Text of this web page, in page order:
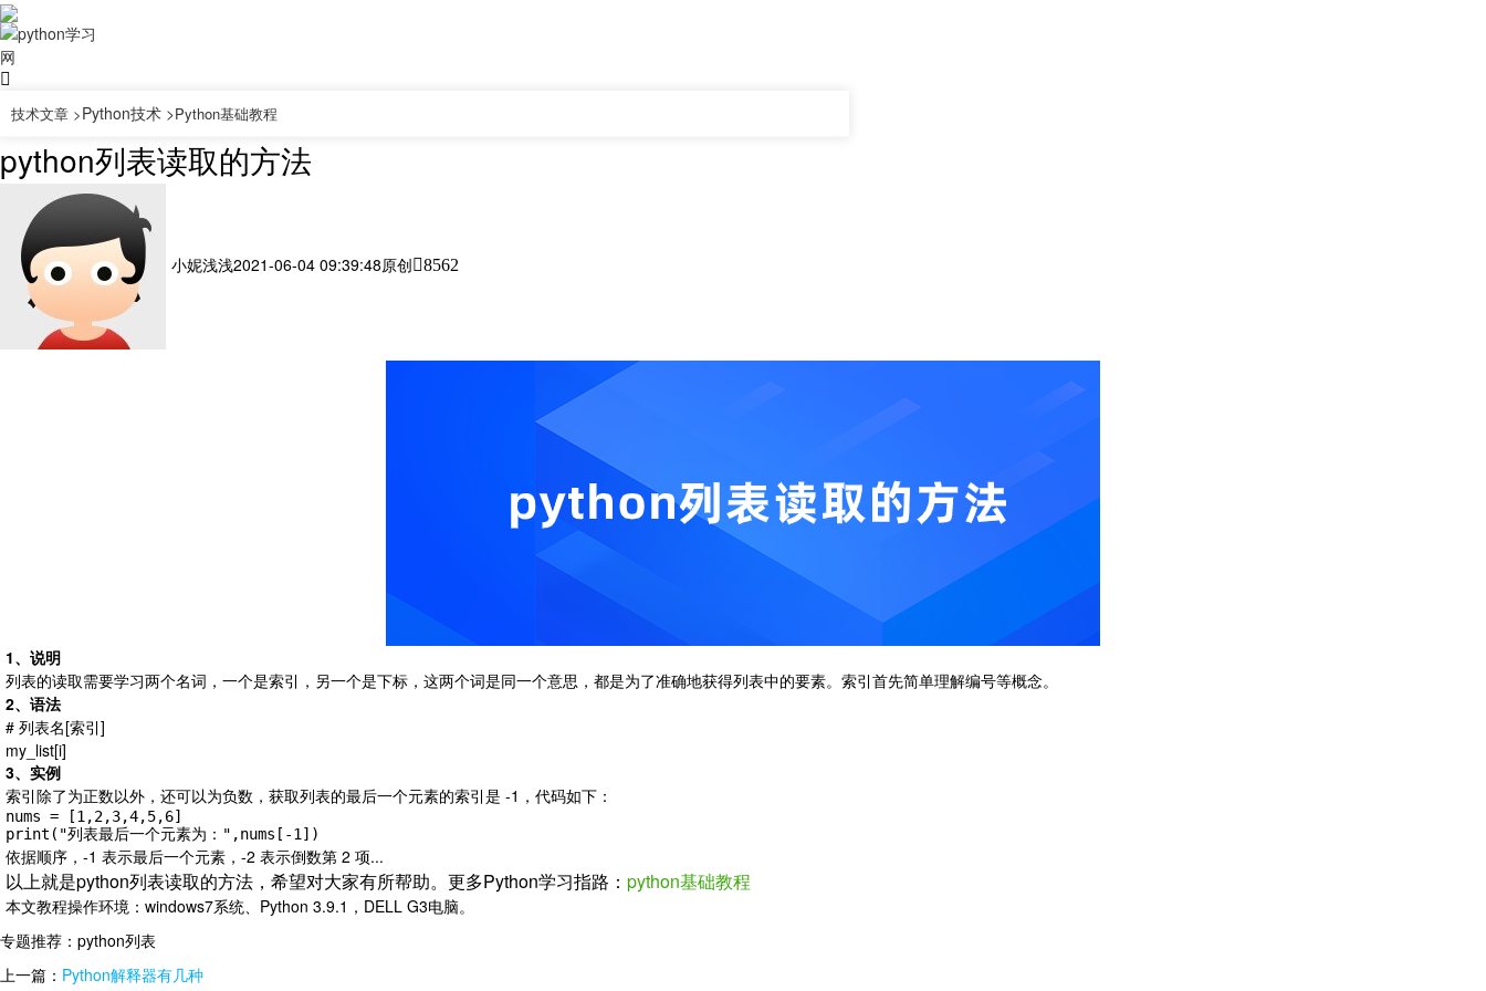
技术文章 >Python技术 >Python基础教程
python列表读取的方法
小妮浅浅2021-06-04 09:39:48原创 8562
1、说明
列表的读取需要学习两个名词，一个是索引，另一个是下标，这两个词是同一个意思，都是为了准确地获得列表中的要素。索引首先简单理解编号等概念。
2、语法
# 列表名[索引]
my_list[i]
3、实例
索引除了为正数以外，还可以为负数，获取列表的最后一个元素的索引是 -1，代码如下：
nums = [1,2,3,4,5,6]
print("列表最后一个元素为：",nums[-1])
依据顺序，-1 表示最后一个元素，-2 表示倒数第 2 项...
以上就是python列表读取的方法，希望对大家有所帮助。 更多Python学习指路： python基础教程
本文教程操作环境：windows7系统、Python 3.9.1，DELL G3电脑。
专题推荐： python列表
上一篇： Python解释器有几种